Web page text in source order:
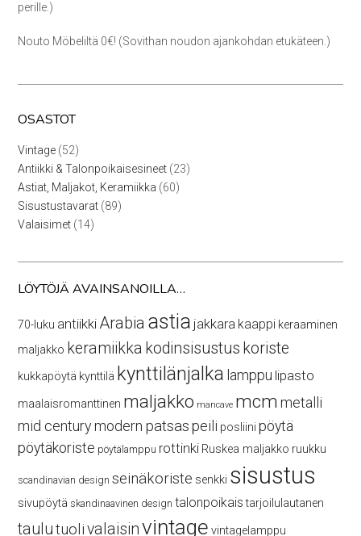
perille.)
Nouto Möbeliltä 0€! (Sovithan noudon ajankohdan etukäteen.)
OSASTOT
Vintage 5252
tuotetta
Antiikki & Talonpoikaisesineet 2323
Astiat, Maljakot, Keramiikka 6060
Sisustustavarat 8989
Valaisimet 1414
LÖYTÖJÄ AVAINSANOILLA…
70-luku antiikki Arabia astia jakkara kaappi keraaminen
maljakko keramiikka kodinsisustus koriste
kukkapöytä kynttilä kynttilänjalka lamppu lipasto
maalaisromanttinen maljakko mancave mcm metalli
mid century modern patsaspeili posliini pöytä
pöytäkoriste pöytälamppu rottinki Ruskea maljakko ruukku
scandinavian design seinäkoriste senkki sisustus
sivupöytä skandinaavinen design talonpoikais tarjoilulautanen
taulutuolivalaisinvintage vintagelamppu